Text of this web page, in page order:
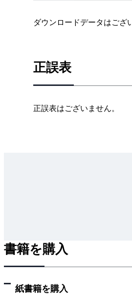
1-3 センササーボ 学習用ロ
第2章 まずは、光センサで
2-2 サーボ駆動の基本回路
3-1 赤外線LEDドライバ
3-6 整流回路と感度調整回
3-7 引き算（レベルシフト
3-9 PWMにおける、比較回
ダウンロードデータはござ
正誤表
正誤表はございません。
書籍を購入
紙書籍を購入